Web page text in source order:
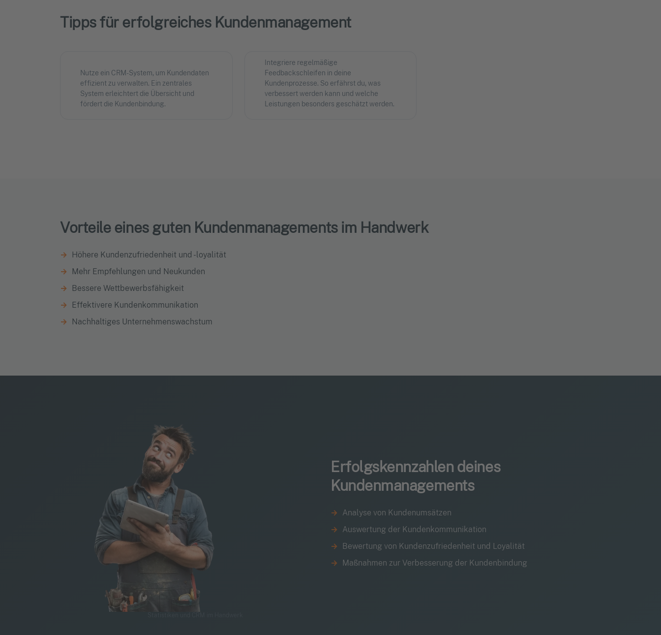
Tipps für erfolgreiches Kundenmanagement
Nutze ein CRM-System, um Kundendaten
effizient zu verwalten. Ein zentrales
System erleichtert die Übersicht und
fördert die Kundenbindung.
Integriere regelmäßige
Feedbackschleifen in deine
Kundenprozesse. So erfährst du, was
verbessert werden kann und welche
Leistungen besonders geschätzt werden.
Vorteile eines guten Kundenmanagements im Handwerk
Höhere Kundenzufriedenheit und -loyalität
Mehr Empfehlungen und Neukunden
Bessere Wettbewerbsfähigkeit
Effektivere Kundenkommunikation
Nachhaltiges Unternehmenswachstum
Erfolgskennzahlen deines
Kundenmanagements
Analyse von Kundenumsätzen
Auswertung der Kundenkommunikation
Bewertung von Kundenzufriedenheit und Loyalität
Maßnahmen zur Verbesserung der Kundenbindung